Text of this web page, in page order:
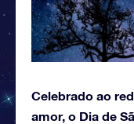
Celebrado ao
amor, o Dia de